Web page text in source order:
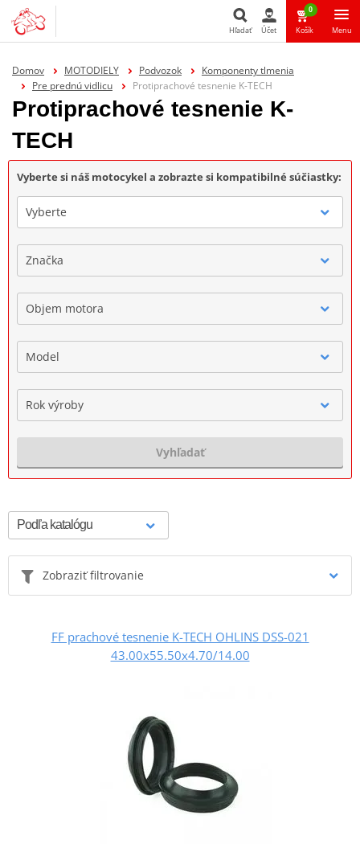
Hľadať Účet
0
Košík Menu
Domov MOTODIELY Podvozok
Komponenty tlmenia
Pre prednú vidlicu
Protiprachové tesnenie K-TECH
Protiprachové tesnenie K-
TECH
Vyberte si náš motocykel a zobrazte si kompatibilné súčiastky:
Vyberte
Značka
Objem motora
Model
Rok výroby
Vyhľadať
Zobraziť filtrovanie
FF prachové tesnenie K-TECH OHLINS DSS-021
43.00x55.50x4.70/14.00